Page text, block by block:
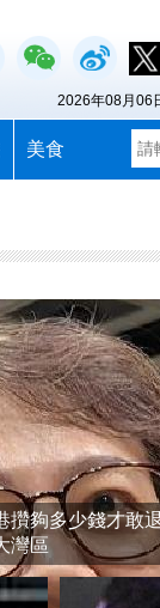
美食
2026年08月
攢夠多少錢才敢
灣區